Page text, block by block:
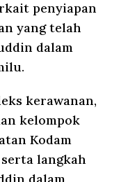
penyiapan
yang telah
dalam
kerawanan,
kelompok
Kodam
langkah
dalam